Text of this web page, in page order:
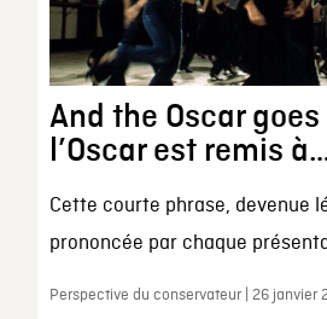
And the Oscar
l’Oscar est remis
Cette courte phrase, devenue
prononcée par chaque
Perspective du conservateur | 26 janvier